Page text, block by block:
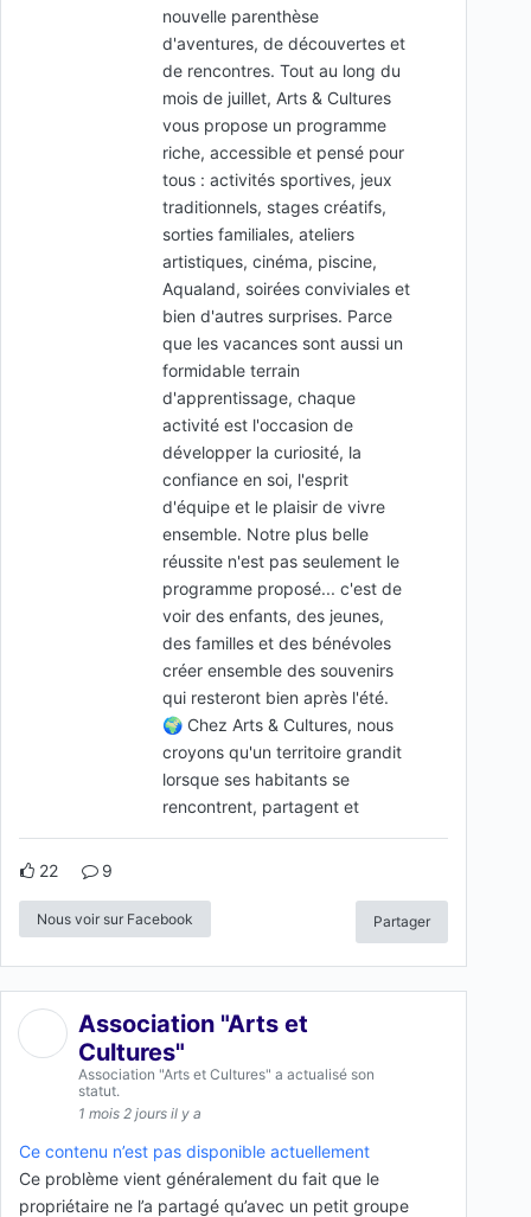
nouvelle parenthèse
d'aventures, de découvertes et
de rencontres. Tout au long du
mois de juillet, Arts & Cultures
vous propose un programme
riche, accessible et pensé pour
tous : activités sportives, jeux
traditionnels, stages créatifs,
sorties familiales, ateliers
artistiques, cinéma, piscine,
Aqualand, soirées conviviales et
bien d'autres surprises. Parce
que les vacances sont aussi un
formidable terrain
d'apprentissage, chaque
activité est l'occasion de
développer la curiosité, la
confiance en soi, l'esprit
d'équipe et le plaisir de vivre
ensemble. Notre plus belle
réussite n'est pas seulement le
programme proposé... c'est de
voir des enfants, des jeunes,
des familles et des bénévoles
créer ensemble des souvenirs
qui resteront bien après l'été.
🌍 Chez Arts & Cultures, nous
croyons qu'un territoire grandit
lorsque ses habitants se
rencontrent, partagent et
22 9
Nous voir sur Facebook Partager
Association "Arts et
Cultures"
Association "Arts et Cultures" a actualisé son
statut.
1 mois 2 jours il y a
Ce contenu n’est pas disponible actuellement
Ce problème vient généralement du fait que le
propriétaire ne l’a partagé qu’avec un petit groupe